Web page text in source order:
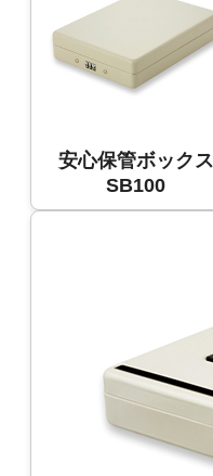
安心保管ボックス
SB100